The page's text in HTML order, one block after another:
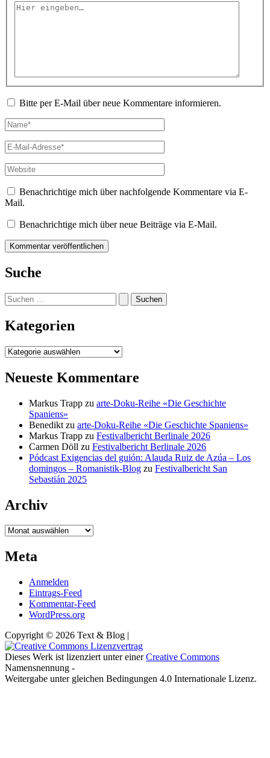
Hier
Bitte per E-Mail über neue Kommentare informieren.
Name*
E-
Mail-
Adresse*
Website
Benachrichtige mich über nachfolgende Kommentare via E-
Mail.
Benachrichtige mich über neue Beiträge via E-Mail.
Suche
Suchen
nach:
Kategorien
Kategorien
Neueste Kommentare
Markus Trapp zu arte-Doku-Reihe «Die Geschichte
Spaniens»
Benedikt zu arte-Doku-Reihe «Die Geschichte Spaniens»
Markus Trapp zu Festivalbericht Berlinale 2026
Carmen Döll zu Festivalbericht Berlinale 2026
Pódcast Exigencias del guión: Alauda Ruiz de Azúa – Los
domingos – Romanistik-Blog zu Festivalbericht San
Sebastián 2025
Archiv
Archiv
Meta
Anmelden
Eintrags-Feed
Kommentar-Feed
WordPress.org
Copyright © 2026 Text & Blog |
Dieses Werk ist lizenziert unter einerCreative Commons
Namensnennung -
Weitergabe unter gleichen Bedingungen 4.0 Internationale Lizenz.